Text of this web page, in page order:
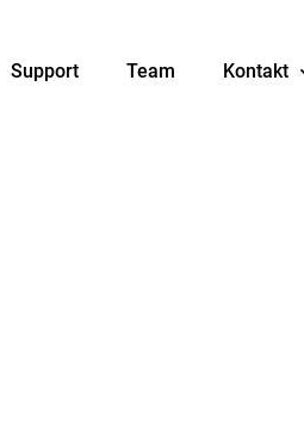
Support Team Kontakt